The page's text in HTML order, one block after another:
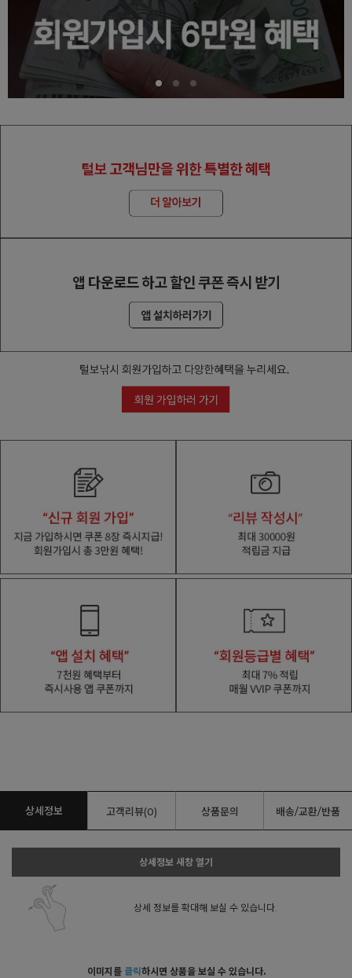
상세정보 고객리뷰(0) 상품문의 배송/교환/반품
상세정보 새창 열기
상세 정보를 확대해 보실 수 있습니다.
이미지를 클릭하시면 상품을 보실 수 있습니다.